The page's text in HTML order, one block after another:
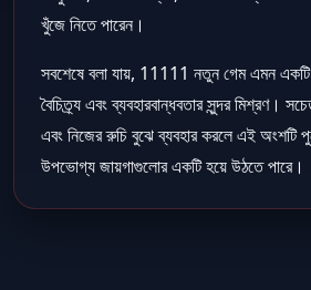
খুঁজে নিতে পারেন।
সবশেষে বলা যায়, 11111 নতুন গেম এমন
বৈচিত্র্য এবং ব্যবহারবান্ধবতার সুন্দর মিশ্রণ।
এবং নিজের রুচি বুঝে ব্যবহার করলে এই অংশটি
উপভোগ্য জায়গাগুলোর একটি হয়ে উঠতে পারে।